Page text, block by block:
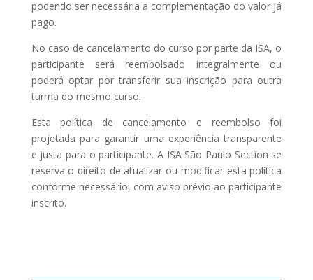
podendo ser necessária a complementação do valor já
pago.
No caso de cancelamento do curso por parte da ISA, o
participante será reembolsado integralmente ou
poderá optar por transferir sua inscrição para outra
turma do mesmo curso.
Esta política de cancelamento e reembolso foi
projetada para garantir uma experiência transparente
e justa para o participante. A ISA São Paulo Section se
reserva o direito de atualizar ou modificar esta política
conforme necessário, com aviso prévio ao participante
inscrito.